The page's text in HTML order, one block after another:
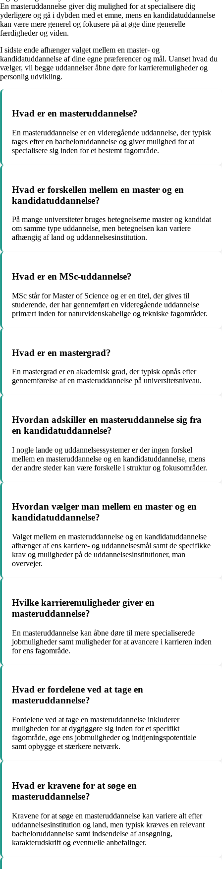
En masteruddannelse giver dig mulighed for at specialisere dig
yderligere og gå i dybden med et emne, mens en kandidatuddannelse
kan være mere generel og fokusere på at øge dine generelle
færdigheder og viden.
I sidste ende afhænger valget mellem en master- og
kandidatuddannelse af dine egne præferencer og mål. Uanset hvad du
vælger, vil begge uddannelser åbne døre for karrieremuligheder og
personlig udvikling.
Hvad er en masteruddannelse?
En masteruddannelse er en videregående uddannelse, der typisk
tages efter en bacheloruddannelse og giver mulighed for at
specialisere sig inden for et bestemt fagområde.
Hvad er forskellen mellem en master og en
kandidatuddannelse?
På mange universiteter bruges betegnelserne master og kandidat
om samme type uddannelse, men betegnelsen kan variere
afhængig af land og uddannelsesinstitution.
Hvad er en MSc-uddannelse?
MSc står for Master of Science og er en titel, der gives til
studerende, der har gennemført en videregående uddannelse
primært inden for naturvidenskabelige og tekniske fagområder.
Hvad er en mastergrad?
En mastergrad er en akademisk grad, der typisk opnås efter
gennemførelse af en masteruddannelse på universitetsniveau.
Hvordan adskiller en masteruddannelse sig fra
en kandidatuddannelse?
I nogle lande og uddannelsessystemer er der ingen forskel
mellem en masteruddannelse og en kandidatuddannelse, mens
der andre steder kan være forskelle i struktur og fokusområder.
Hvordan vælger man mellem en master og en
kandidatuddannelse?
Valget mellem en masteruddannelse og en kandidatuddannelse
afhænger af ens karriere- og uddannelsesmål samt de specifikke
krav og muligheder på de uddannelsesinstitutioner, man
overvejer.
Hvilke karrieremuligheder giver en
masteruddannelse?
En masteruddannelse kan åbne døre til mere specialiserede
jobmuligheder samt muligheder for at avancere i karrieren inden
for ens fagområde.
Hvad er fordelene ved at tage en
masteruddannelse?
Fordelene ved at tage en masteruddannelse inkluderer
muligheden for at dygtiggøre sig inden for et specifikt
fagområde, øge ens jobmuligheder og indtjeningspotentiale
samt opbygge et stærkere netværk.
Hvad er kravene for at søge en
masteruddannelse?
Kravene for at søge en masteruddannelse kan variere alt efter
uddannelsesinstitution og land, men typisk kræves en relevant
bacheloruddannelse samt indsendelse af ansøgning,
karakterudskrift og eventuelle anbefalinger.